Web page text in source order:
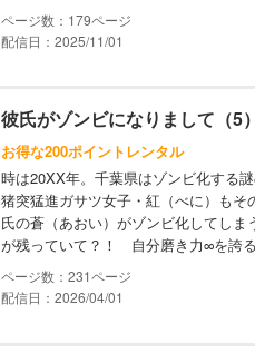
179
配信日：2025/11/01
彼氏がゾンビになりまして（5）
お得な200ポイントレンタル
時は20XX年。千葉県はゾンビ化す
猪突猛進ガサツ女子・紅（べに）も
氏の蒼（あおい）がゾンビ化してし
が残っていて？！ 自分磨き力∞を誇
231
配信日：2026/04/01